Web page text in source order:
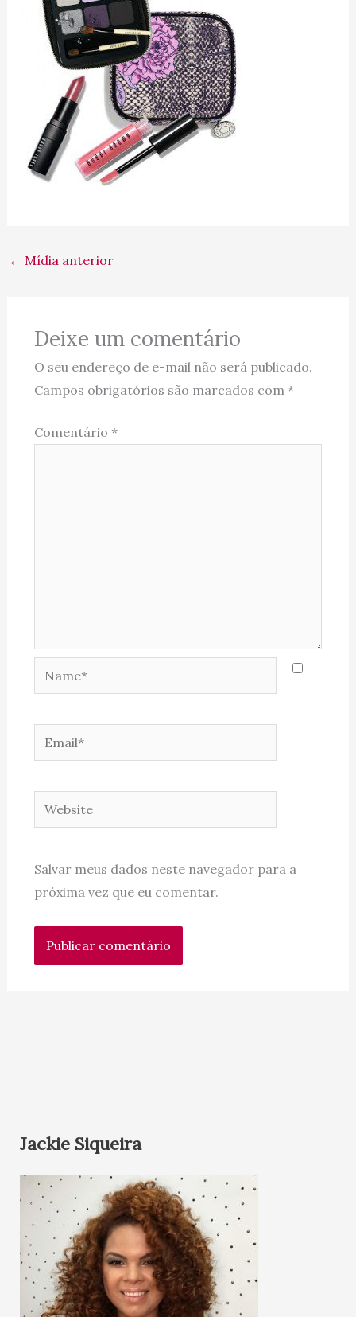
← Mídia anterior
Deixe um comentário
O seu endereço de e-mail não será publicado.
Campos obrigatórios são marcados com *
Comentário *
Name*
Email*
Website
Salvar meus dados neste navegador para a
próxima vez que eu comentar.
Jackie Siqueira